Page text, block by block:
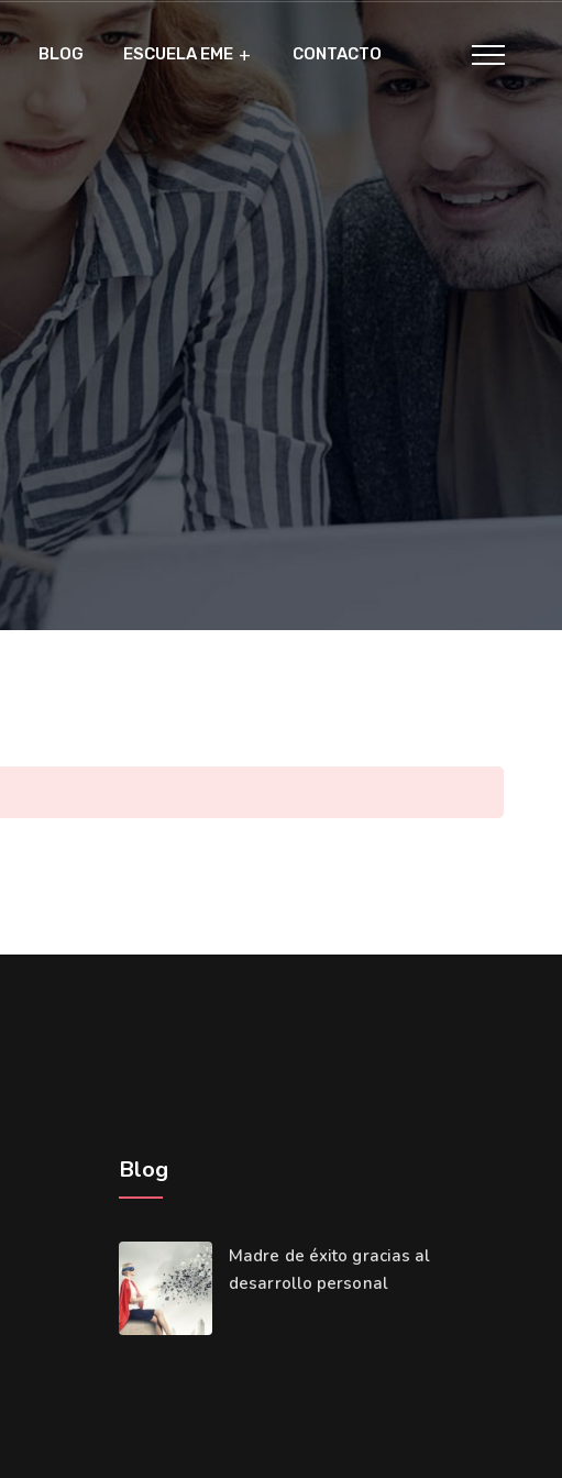
BLOG ESCUELA EME CONTACTO
Blog
Madre de éxito gracias al
desarrollo personal